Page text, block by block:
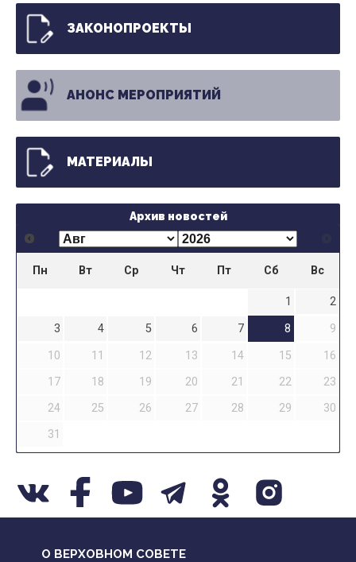
ЗАКОНОПРОЕКТЫ
АНОНС МЕРОПРИЯТИЙ
МАТЕРИАЛЫ
Архив новостей
Пн Вт Ср Чт Пт Сб Вс
1
2
3
4 5 6 7 8
9
10
11 12 13 14 15
16
17
18 19 20 21 22
23
24
25 26 27 28 29
30
31
О ВЕРХОВНОМ СОВЕТЕ